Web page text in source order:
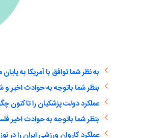
عملکرد دولت پزشکیان را تاکنون
بنظر شما باتوجه به حوادث اخیر
عملکرد کاروان ورزشی ایران را در